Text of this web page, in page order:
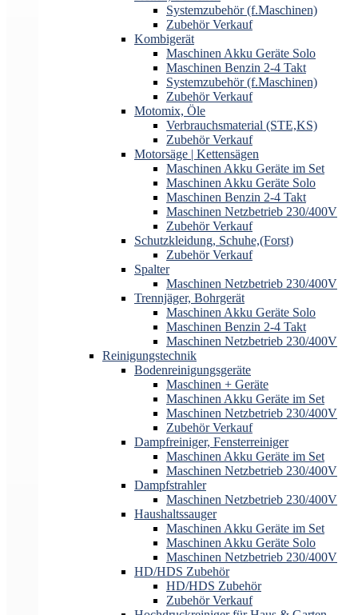
Systemzubehör (f.Maschinen)
Zubehör Verkauf
Kombigerät
Maschinen Akku Geräte Solo
Maschinen Benzin 2-4 Takt
Systemzubehör (f.Maschinen)
Zubehör Verkauf
Motomix, Öle
Verbrauchsmaterial (STE,KS)
Zubehör Verkauf
Motorsäge | Kettensägen
Maschinen Akku Geräte im Set
Maschinen Akku Geräte Solo
Maschinen Benzin 2-4 Takt
Maschinen Netzbetrieb 230/400V
Zubehör Verkauf
Schutzkleidung, Schuhe,(Forst)
Zubehör Verkauf
Spalter
Maschinen Netzbetrieb 230/400V
Trennjäger, Bohrgerät
Maschinen Akku Geräte Solo
Maschinen Benzin 2-4 Takt
Maschinen Netzbetrieb 230/400V
Reinigungstechnik
Bodenreinigungsgeräte
Maschinen + Geräte
Maschinen Akku Geräte im Set
Maschinen Netzbetrieb 230/400V
Zubehör Verkauf
Dampfreiniger, Fensterreiniger
Maschinen Akku Geräte im Set
Maschinen Netzbetrieb 230/400V
Dampfstrahler
Maschinen Netzbetrieb 230/400V
Haushaltssauger
Maschinen Akku Geräte im Set
Maschinen Akku Geräte Solo
Maschinen Netzbetrieb 230/400V
HD/HDS Zubehör
HD/HDS Zubehör
Zubehör Verkauf